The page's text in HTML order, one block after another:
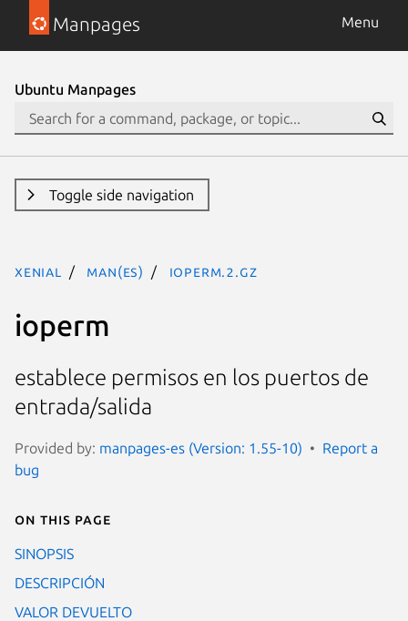
Manpages Menu
Ubuntu Manpages
Toggle side navigation
xenial man(es) ioperm.2.gz
ioperm
establece permisos en los puertos de
entrada/salida
Provided by: manpages-es (Version: 1.55-10)
Report a
bug
On this page
SINOPSIS
DESCRIPCIÓN
VALOR DEVUELTO